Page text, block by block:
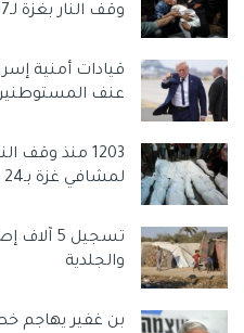
وقف النار بغزة لـ1,207
قيادات أمنية
عنف
لمشافي غزة بـ24 ساعة
تسجيل 5
والجلدية
بن غفير يهاجم